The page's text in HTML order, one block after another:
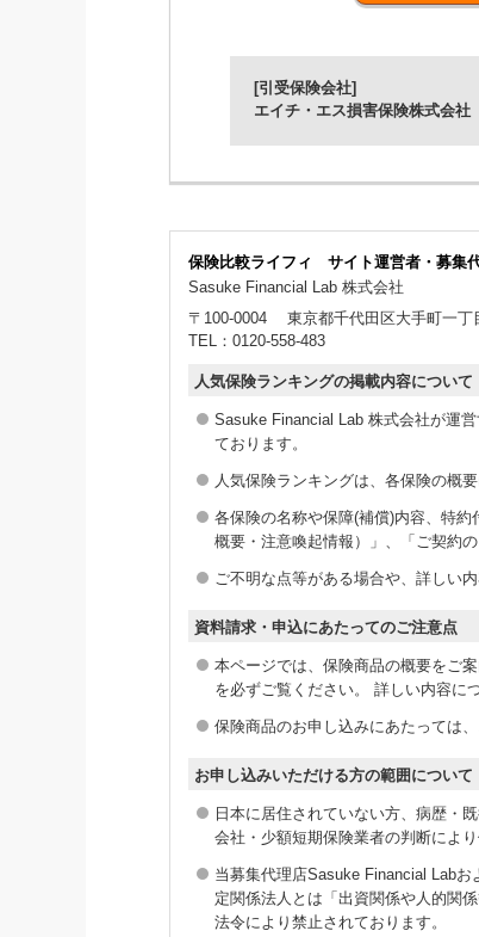
【特長4】お支払方法は
[引受保険会社]
エイチ・エス損害保険株式会社
保険比較ライフィ サイト運営者・募集
Sasuke Financial Lab 株式会社
〒100-0004
東京都千代田区大手町一
TEL：0120-558-483
人気保険ランキングの掲載内容について
Sasuke Financial Lab 株式会社が運
ております。
人気保険ランキングは、各保険の概
各保険の名称や保障(補償)内容、特
概要・注意喚起情報）」、「ご契約
ご不明な点等がある場合や、詳しい
資料請求・申込にあたってのご注意点
本ページでは、保険商品の概要をご
を必ずご覧ください。 詳しい内容に
保険商品のお申し込みにあたっては
お申し込みいただける方の範囲について
日本に居住されていない方、病歴・
会社・少額短期保険業者の判断によ
当募集代理店Sasuke Financial Lab
定関係法人とは「出資関係や人的関
法令により禁止されております。